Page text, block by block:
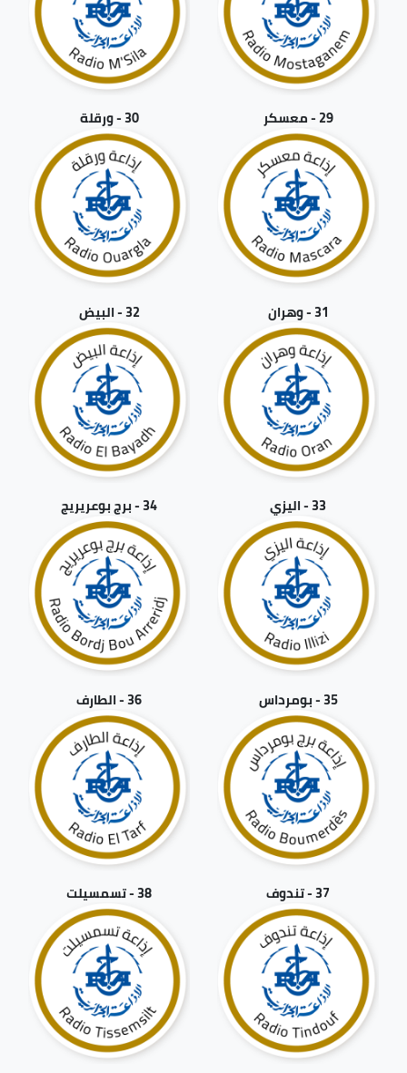
29 - معسكر 30 - ورقلة
31 - وهران 32 - البيض
33 - اليزي 34 - برج بوعريريج
35 - بومرداس 36 - الطارف
37 - تندوف 38 - تسمسيلت